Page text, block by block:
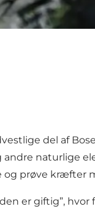
del af
naturlige
og prøve kræfter
er giftig”,